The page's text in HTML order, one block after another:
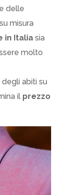
delle
misura
in Italiasia
molto
abiti su
il prezzo